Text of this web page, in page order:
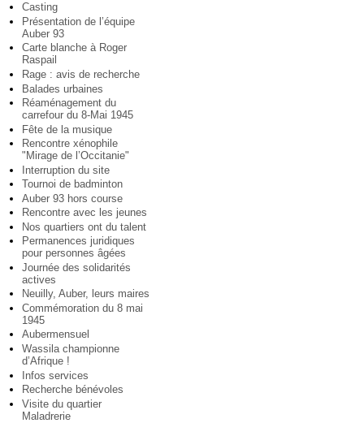
Casting
Présentation de l’équipe
Auber 93
Carte blanche à Roger
Raspail
Rage : avis de recherche
Balades urbaines
Réaménagement du
carrefour du 8-Mai 1945
Fête de la musique
Rencontre xénophile
"Mirage de l’Occitanie"
Interruption du site
Tournoi de badminton
Auber 93 hors course
Rencontre avec les jeunes
Nos quartiers ont du talent
Permanences juridiques
pour personnes âgées
Journée des solidarités
actives
Neuilly, Auber, leurs maires
Commémoration du 8 mai
1945
Aubermensuel
Wassila championne
d’Afrique !
Infos services
Recherche bénévoles
Visite du quartier
Maladrerie